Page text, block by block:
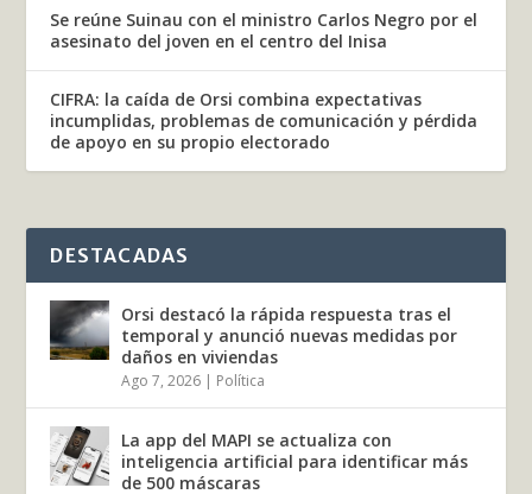
Se reúne Suinau con el ministro Carlos Negro por el
asesinato del joven en el centro del Inisa
CIFRA: la caída de Orsi combina expectativas
incumplidas, problemas de comunicación y pérdida
de apoyo en su propio electorado
DESTACADAS
Orsi destacó la rápida respuesta tras el
temporal y anunció nuevas medidas por
daños en viviendas
Ago 7, 2026 | Política
La app del MAPI se actualiza con
inteligencia artificial para identificar más
de 500 máscaras